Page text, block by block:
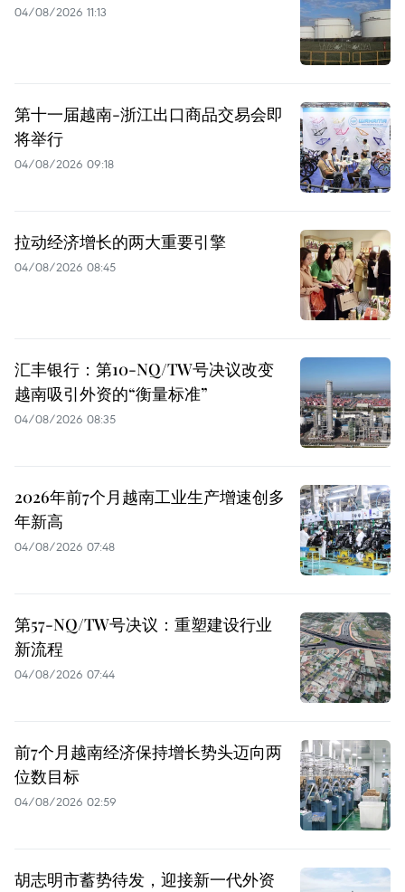
04/08/2026 11:13
第十一届越南-浙江出口商品交易会即
将举行
04/08/2026 09:18
拉动经济增长的两大重要引擎
04/08/2026 08:45
汇丰银行：第10-NQ/TW号决议改变
越南吸引外资的“衡量标准”
04/08/2026 08:35
2026年前7个月越南工业生产增速创多
年新高
04/08/2026 07:48
第57-NQ/TW号决议：重塑建设行业
新流程
04/08/2026 07:44
前7个月越南经济保持增长势头迈向两
位数目标
04/08/2026 02:59
胡志明市蓄势待发，迎接新一代外资